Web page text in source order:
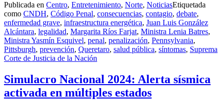
Publicada en Centro, Entretenimiento, Norte, NoticiasEtiquetada
como CNDH, Código Penal, consecuencias, contagio, debate,
enfermedad grave, infraestructura energética, Juan Luis González
Alcántara, legalidad, Margarita Ríos Farjat, Ministra Lenia Batres,
Ministra Yasmín Esquivel, penal, penalización, Pennsylvania,
Pittsburgh, prevención, Queretaro, salud pública, síntomas, Suprema
Corte de Justicia de la Nación
Simulacro Nacional 2024: Alerta sísmica
activada en múltiples estados